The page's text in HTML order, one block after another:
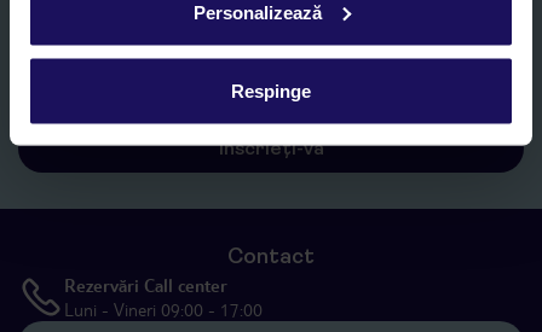
Personalizează
Respinge
Sunt de acord cu prelucrarea datelor mele personale de către TUI
specificat în„Informații privind prelucrarea datelor cu caracter
, prin mijloace electronice de comunicare (e-mail),
Înscrieți-vă
Contact
Rezervări Call center
Luni - Vineri 09:00 - 17:00